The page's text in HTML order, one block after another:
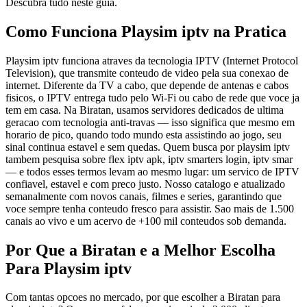
Como Funciona Playsim iptv na Pratica
Playsim iptv funciona atraves da tecnologia IPTV (Internet Protocol
Television), que transmite conteudo de video pela sua conexao de
internet. Diferente da TV a cabo, que depende de antenas e cabos
fisicos, o IPTV entrega tudo pelo Wi-Fi ou cabo de rede que voce ja
tem em casa. Na Biratan, usamos servidores dedicados de ultima
geracao com tecnologia anti-travas — isso significa que mesmo em
horario de pico, quando todo mundo esta assistindo ao jogo, seu
sinal continua estavel e sem quedas. Quem busca por playsim iptv
tambem pesquisa sobre flex iptv apk, iptv smarters login, iptv smar
— e todos esses termos levam ao mesmo lugar: um servico de IPTV
confiavel, estavel e com preco justo. Nosso catalogo e atualizado
semanalmente com novos canais, filmes e series, garantindo que
voce sempre tenha conteudo fresco para assistir. Sao mais de 1.500
canais ao vivo e um acervo de +100 mil conteudos sob demanda.
Por Que a Biratan e a Melhor Escolha
Para Playsim iptv
Com tantas opcoes no mercado, por que escolher a Biratan para